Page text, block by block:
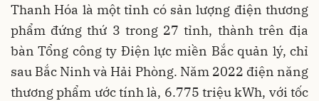
Thanh Hóa là một tỉnh có sản lượng điện thương
phẩm đứng thứ 3 trong 27 tỉnh, thành trên địa
bàn Tổng công ty Điện lực miền Bắc quản lý, chỉ
sau Bắc Ninh và Hải Phòng. Năm 2022 điện năng
thương phẩm ước tính là, 6.775 triệu kWh, với tốc